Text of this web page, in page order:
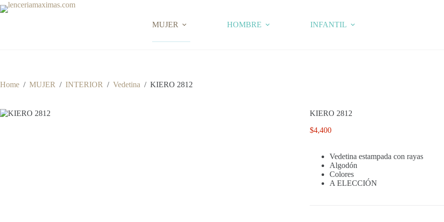
Skip
to
MUJER HOMBRE INFANTIL
Home / MUJER / INTERIOR / Vedetina / KIERO 2812
KIERO 2812
$4,400
Vedetina estampada con rayas
Algodón
Colores
A ELECCIÓN